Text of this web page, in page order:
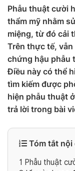
Phẫu thuật cười
thẩm mỹ nhằm
miệng, từ đó cải
Trên thực tế,
chứng hậu phẫu
Điều này có thể
tìm kiếm được
hiện phẫu thuật
trả lời trong bài
Tóm tắt nội
1 Phẫu thuật